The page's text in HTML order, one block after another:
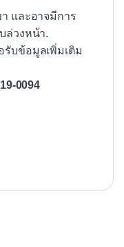
และอาจมีการ
ล่วงหน้า.
บข้อมูลเพิ่มเติม
0094